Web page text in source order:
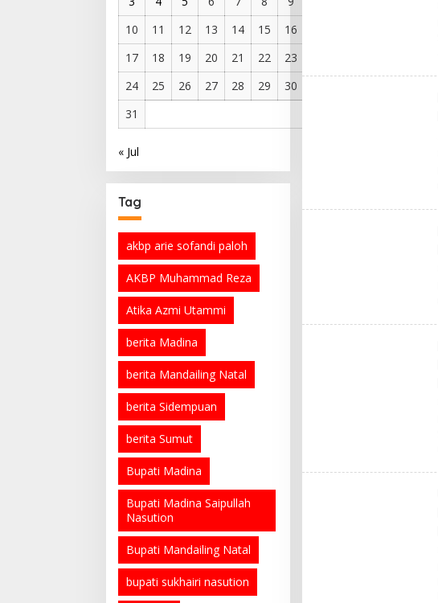
10
11 12 13 14 15
16
17
18 19 20 21 22
23
24
25 26 27 28 29
30
31
« Jul
Tag
akbp arie sofandi paloh
AKBP Muhammad Reza
Atika Azmi Utammi
berita Madina
berita Mandailing Natal
berita Sidempuan
berita Sumut
Bupati Madina
Bupati Madina Saipullah
Nasution
Bupati Mandailing Natal
bupati sukhairi nasution